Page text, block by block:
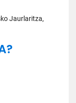
Jaurlaritza,